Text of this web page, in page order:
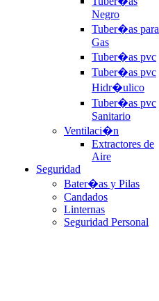
Negro
Tuber�as para
Gas
Tuber�as pvc
Tuber�as pvc
Hidr�ulico
Tuber�as pvc
Sanitario
Ventilaci�n
Extractores de
Aire
Seguridad
Bater�as y Pilas
Candados
Linternas
Seguridad Personal